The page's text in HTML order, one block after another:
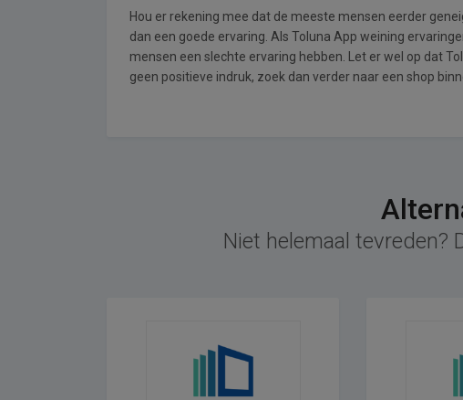
Hou er rekening mee dat de meeste mensen eerder
dan een goede ervaring. Als Toluna App weining
mensen een slechte ervaring hebben. Let er wel op dat
geen positieve indruk, zoek dan verder naar een shop
Niet helemaal tevreden?